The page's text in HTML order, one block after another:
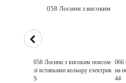
058 Лосини з високим поясом
зі вставками кольору електрик
S
066
на
44